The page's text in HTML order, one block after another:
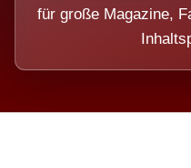
für große Magazine,